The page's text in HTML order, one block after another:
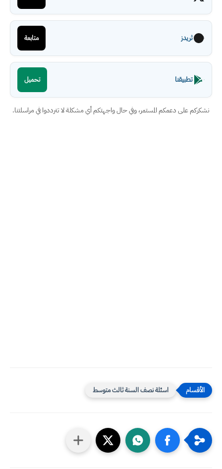
ثريدز متابعة
تطبيقنا تحميل
نشكركم على دعمكم المستمر، وفي حال واجهتكم أي مشكلة لا تترددوا في مراسلتنا.
اسئلة نصف السنة ثالث متوسط